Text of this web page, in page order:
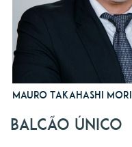
Mauro Takahashi Mori
Balcão Único